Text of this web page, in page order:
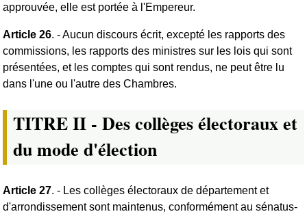
approuvée, elle est portée à l'Empereur.
Article 26. - Aucun discours écrit, excepté les rapports des
commissions, les rapports des ministres sur les lois qui sont
présentées, et les comptes qui sont rendus, ne peut être lu
dans l'une ou l'autre des Chambres.
TITRE II - Des collèges électoraux et
du mode d'élection
Article 27. - Les collèges électoraux de département et
d'arrondissement sont maintenus, conformément au sénatus-